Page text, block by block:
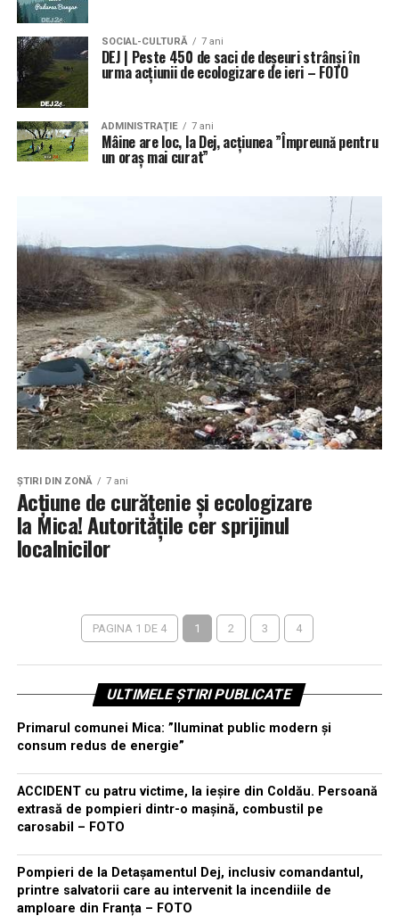
SOCIAL-CULTURĂ 7 ani
DEJ | Peste 450 de saci de deșeuri strânși în
urma acțiunii de ecologizare de ieri – FOTO
ADMINISTRAŢIE 7 ani
Mâine are loc, la Dej, acțiunea ”Împreună pentru
un oraș mai curat”
ŞTIRI DIN ZONĂ 7 ani
Acțiune de curățenie și ecologizare
la Mica! Autoritățile cer sprijinul
localnicilor
PAGINA 1 DE 4 1 2 3 4
ULTIMELE ȘTIRI PUBLICATE
Primarul comunei Mica: ”Iluminat public modern și
consum redus de energie”
ACCIDENT cu patru victime, la ieșire din Coldău. Persoană
extrasă de pompieri dintr-o mașină, combustil pe
carosabil – FOTO
Pompieri de la Detașamentul Dej, inclusiv comandantul,
printre salvatorii care au intervenit la incendiile de
amploare din Franța – FOTO